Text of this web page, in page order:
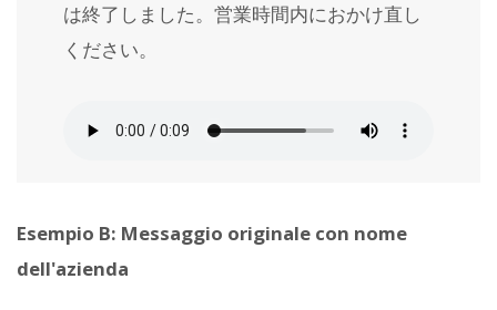
は終了しました。営業時間内におかけ直し
ください。
Esempio B: Messaggio originale con nome
dell'azienda